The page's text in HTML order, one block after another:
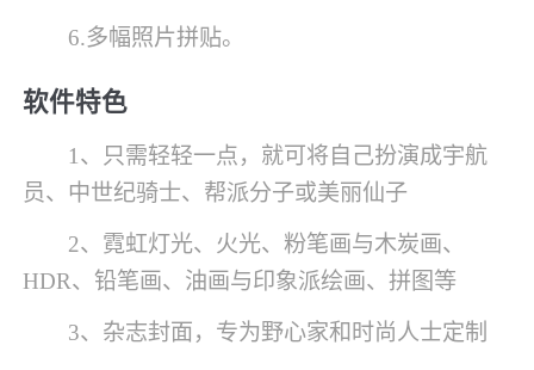
6.多幅照片拼贴。
软件特色
1、只需轻轻一点，就可将自己扮演成宇航
员、中世纪骑士、帮派分子或美丽仙子
2、霓虹灯光、火光、粉笔画与木炭画、
HDR、铅笔画、油画与印象派绘画、拼图等
3、杂志封面，专为野心家和时尚人士定制